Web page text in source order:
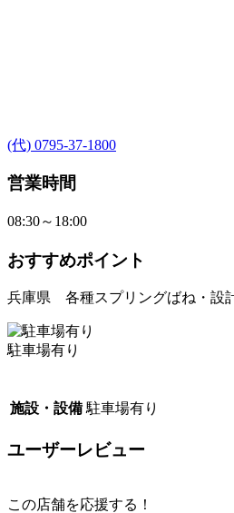
(代) 0795-37-1800
営業時間
08:30～18:00
おすすめポイント
兵庫県 各種スプリングばね・設
駐車場有り
施設・設備 駐車場有り
ユーザーレビュー
この店舗を応援する！